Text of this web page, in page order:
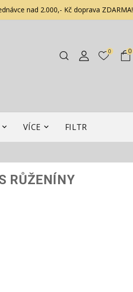
nad 2.000,- Kč doprava ZDARMA!
0
0
VÍCE FILTR
RŮŽENÍNY